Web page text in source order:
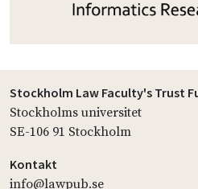
Stockholm Law Faculty's Trust
Stockholms universitet
SE-106 91 Stockholm
Kontakt
info@lawpub.se